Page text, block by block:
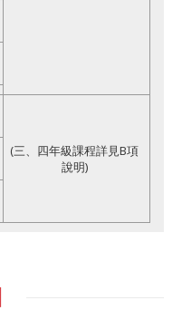
(三、四年級課程詳見B項
說明)